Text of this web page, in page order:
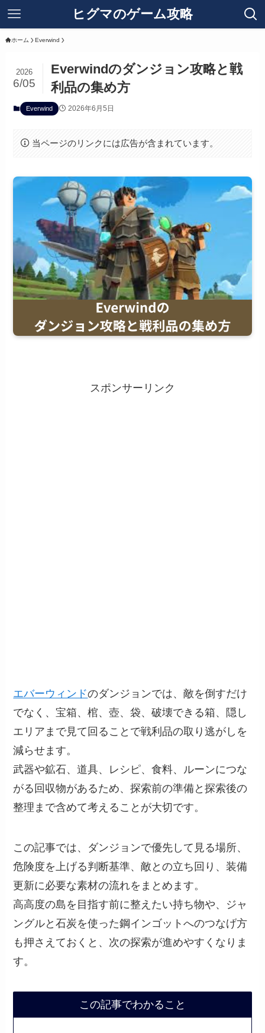
ヒグマのゲーム攻略
ホーム Everwind
Everwindのダンジョン攻略と戦
利品の集め方
2026
6/05
Everwind 2026年6月5日
当ページのリンクには広告が含まれています。
スポンサーリンク
エバーウィンドのダンジョンでは、敵を倒すだけ
でなく、宝箱、棺、壺、袋、破壊できる箱、隠し
エリアまで見て回ることで戦利品の取り逃がしを
減らせます。
武器や鉱石、道具、レシピ、食料、ルーンにつな
がる回収物があるため、探索前の準備と探索後の
整理まで含めて考えることが大切です。
この記事では、ダンジョンで優先して見る場所、
危険度を上げる判断基準、敵との立ち回り、装備
更新に必要な素材の流れをまとめます。
高高度の島を目指す前に整えたい持ち物や、ジャ
ングルと石炭を使った鋼インゴットへのつなげ方
も押さえておくと、次の探索が進めやすくなりま
す。
この記事でわかること